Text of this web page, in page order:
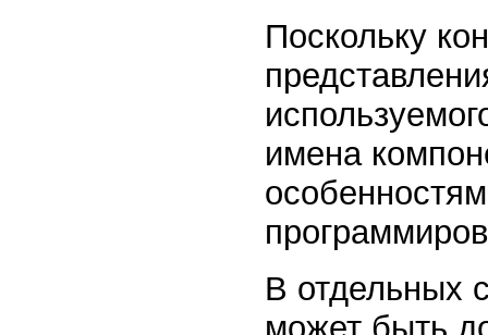
Поскольку
имена
В отдельных